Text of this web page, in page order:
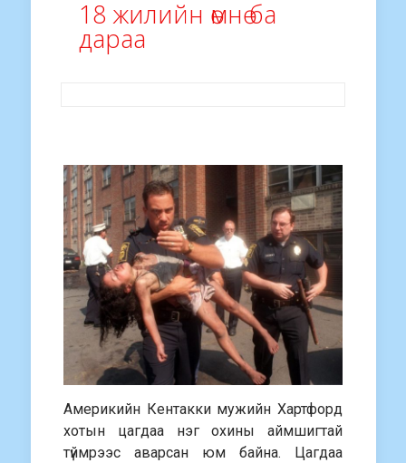
18 жилийн өмнө ба
дараа
Америкийн Кентакки мужийн Хартфорд
хотын цагдаа нэг охины аймшигтай
түймрээс аварсан юм байна. Цагдаа